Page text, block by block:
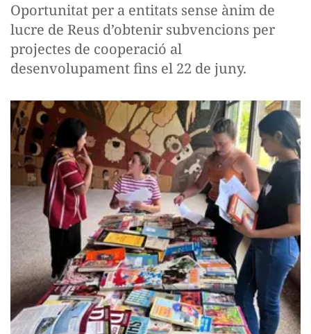
Oportunitat per a entitats sense ànim de
lucre de Reus d’obtenir subvencions per
projectes de cooperació al
desenvolupament fins el 22 de juny.